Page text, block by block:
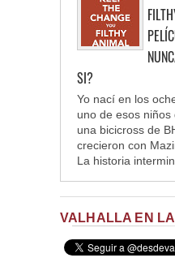
SI?
Yo nací en los
uno de esos niños
una bicicross de
crecieron con
La historia
VALHALLA EN